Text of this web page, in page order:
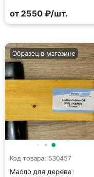
от 2550 ₽/шт.
Код товара: 530457
Масло для дерева
Образец в магазине